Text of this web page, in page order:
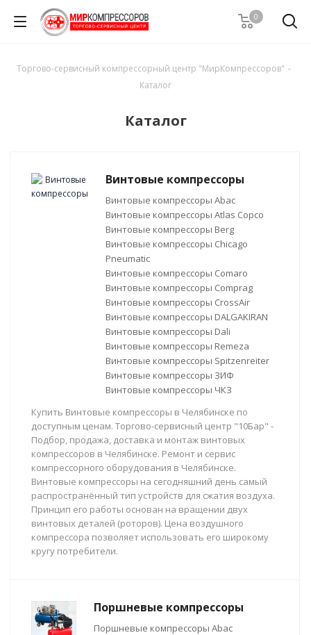
0
Торгово-сервисный компрессорный центр "МирКомпрессоров" -
Каталог
Каталог
Винтовые компрессоры
Винтовые компрессоры Abac
Винтовые компрессоры Atlas Copco
Винтовые компрессоры Berg
Винтовые компрессоры Chicago
Pneumatic
Винтовые компрессоры Comaro
Винтовые компрессоры Comprag
Винтовые компрессоры CrossAir
Винтовые компрессоры DALGAKIRAN
Винтовые компрессоры Dali
Винтовые компрессоры Remeza
Винтовые компрессоры Spitzenreiter
Винтовые компрессоры ЗИФ
Винтовые компрессоры ЧКЗ
Купить Винтовые компрессоры в Челябинске по
доступным ценам. Торгово-сервисный центр "10Бар" -
Подбор, продажа, доставка и монтаж винтовых
компрессоров в Челябинске. Ремонт и сервис
компрессорного оборудования в Челябинске.
Винтовые компрессоры на сегодняшний день самый
распространённый тип устройств для сжатия воздуха.
Принцип его работы основан на вращении двух
винтовых деталей (роторов). Цена воздушного
компрессора позволяет использовать его широкому
кругу потребители.
Поршневые компрессоры
Поршневые компрессоры Abac